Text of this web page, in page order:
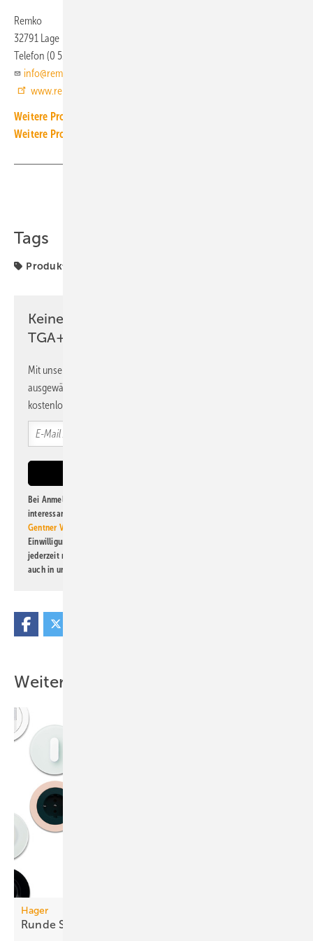
Remko
32791 Lage
Telefon (0 52 32) 60 60
info@remko.de
www.remko.de
Weitere Produkt-Meldungen zum Thema Technische Armaturen
Weitere Produkt-Meldungen zum Thema Wärmepumpe
Tags
Produkte
Keine Zeit? Kein Problem mit dem
TGA+E Newsletter!
Mit unserem Newsletter erhalten Sie regelmäßig von uns
ausgewählte Informationen und Neuigkeiten, gebündelt und
kostenlos direkt ins Postfach.
Bei Anmeldung zu diesem Newsletter bin ich damit einverstanden, über
interessante Verlags- und Online-Angebote
Gentner Verlag GmbH & Co. KG
Einwilligung kann ich jederzeit widerrufen und eine Abmeldung ist
jederzeit möglich. Informationen zum Umgang mit Daten finden Sie
auch in unserer
Weitere Inhalte
Hager
Runde Schalterprogramme